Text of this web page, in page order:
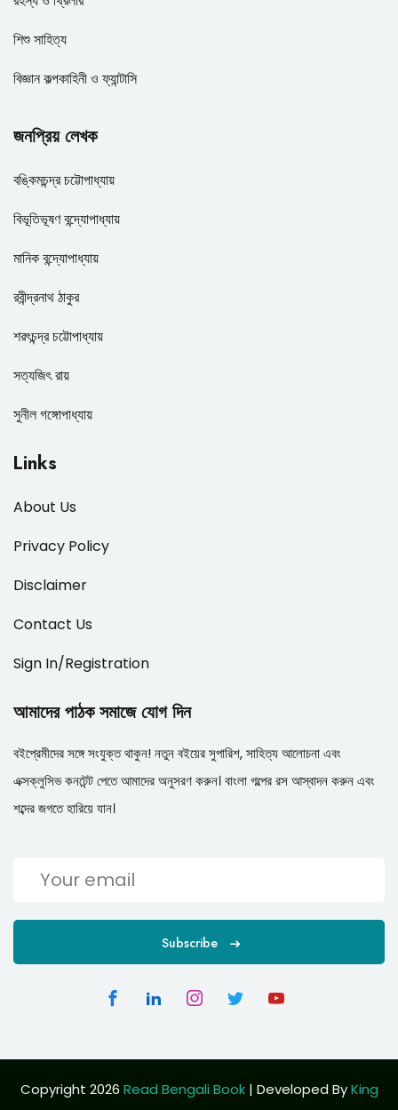
শিশু সাহিত্য
বিজ্ঞান কল্পকাহিনী ও ফ্যান্টাসি
জনপ্রিয় লেখক
বঙ্কিমচন্দ্র চট্টোপাধ্যায়
বিভূতিভূষণ বন্দ্যোপাধ্যায়
মানিক বন্দ্যোপাধ্যায়
রবীন্দ্রনাথ ঠাকুর
শরৎচন্দ্র চট্টোপাধ্যায়
সত্যজিৎ রায়
সুনীল গঙ্গোপাধ্যায়
Links
About Us
Privacy Policy
Disclaimer
Contact Us
Sign In/Registration
আমাদের পাঠক সমাজে যোগ দিন
বইপ্রেমীদের সঙ্গে সংযুক্ত থাকুন! নতুন বইয়ের সুপারিশ, সাহিত্য আলোচনা এবং
এক্সক্লুসিভ কনটেন্ট পেতে আমাদের অনুসরণ করুন। বাংলা গল্পের রস আস্বাদন করুন এবং
শব্দের জগতে হারিয়ে যান।
Subscribe
Copyright 2026 Read Bengali Book| Developed ByKing